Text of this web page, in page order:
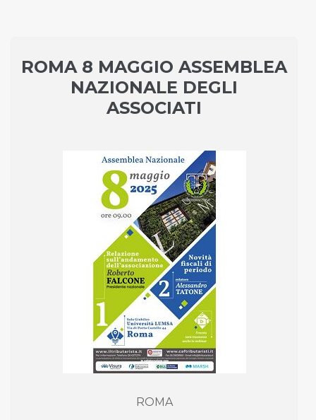
ROMA 8 MAGGIO ASSEMBLEA
NAZIONALE DEGLI
ASSOCIATI
ROMA